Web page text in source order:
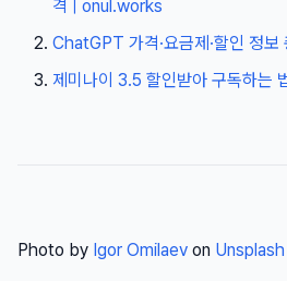
격 | onul.works
ChatGPT 가격·요금제·할인 정
제미나이 3.5 할인받아 구독하는
Photo by Igor Omilaev on Unsplash